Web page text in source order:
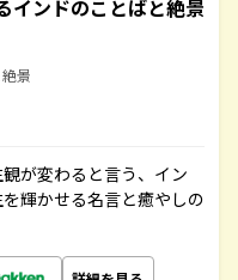
インドのことばと絶景
景
が変わると言う、イン
輝かせる名言と癒やしの